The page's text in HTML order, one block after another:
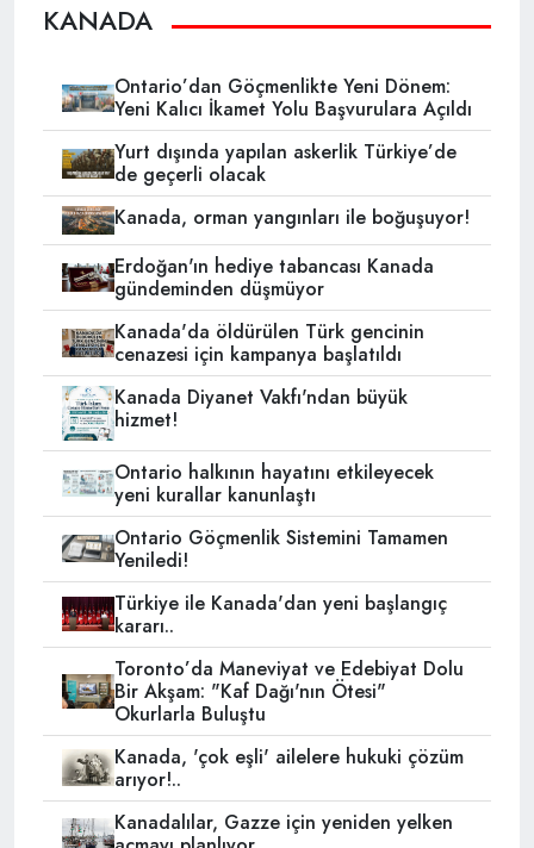
KANADA
Ontario’dan Göçmenlikte Yeni Dönem:
Yeni Kalıcı İkamet Yolu Başvurulara Açıldı
Yurt dışında yapılan askerlik Türkiye’de
de geçerli olacak
Kanada, orman yangınları ile boğuşuyor!
Erdoğan'ın hediye tabancası Kanada
gündeminden düşmüyor
Kanada'da öldürülen Türk gencinin
cenazesi için kampanya başlatıldı
Kanada Diyanet Vakfı'ndan büyük
hizmet!
Ontario halkının hayatını etkileyecek
yeni kurallar kanunlaştı
Ontario Göçmenlik Sistemini Tamamen
Yeniledi!
Türkiye ile Kanada'dan yeni başlangıç
kararı..
Toronto’da Maneviyat ve Edebiyat Dolu
Bir Akşam: "Kaf Dağı'nın Ötesi"
Okurlarla Buluştu
Kanada, 'çok eşli' ailelere hukuki çözüm
arıyor!..
Kanadalılar, Gazze için yeniden yelken